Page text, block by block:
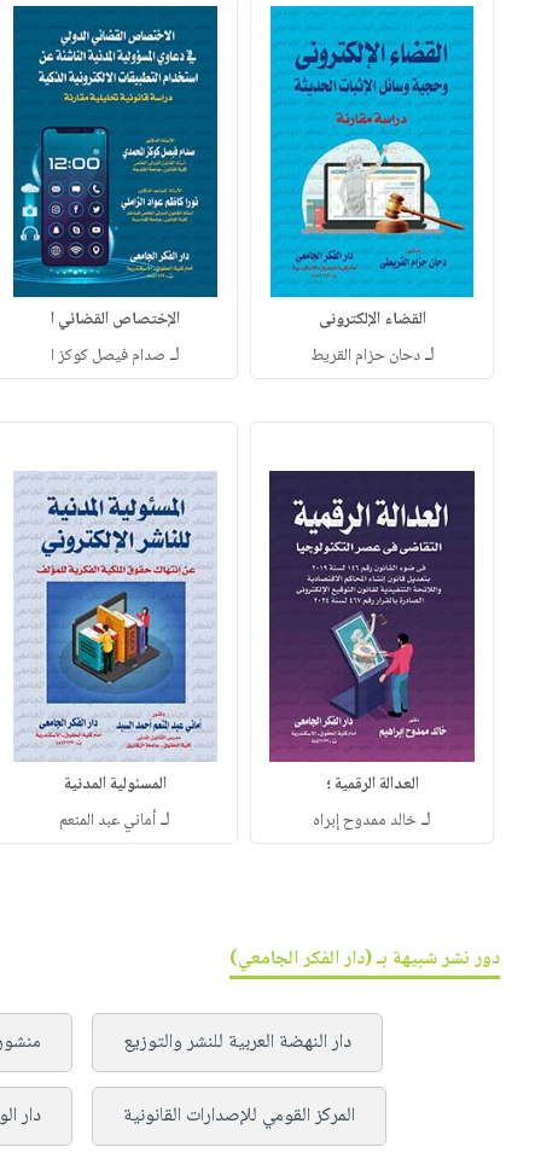
القضاء الإلكترونى
لـدحان حزام القريط
الإختصاص القضائي ا
لـ صدام فيصل كوكز ا
العدالة الرقمية ؛
لـخالد ممدوح إبراه
المسئولية المدنية
لـأماني عبد المنعم
دور نشر شبيهة بـ (دار الفكر الجامعي)
دار النهضة العربية للنشر والتوزيع
المركز القومي للإصدارات القانونية دار